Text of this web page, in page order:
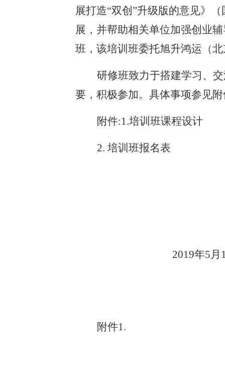
展打造“双创”升级版的意见》（
展， 并帮助相关单位加强创业
班，该培训班委托旭升鸿运（
研修班致力于搭建学习、
要，积极参加。具体事项参见
附件:1.培训班课程设计
2. 培训班报名表
2019年5月
附件1.